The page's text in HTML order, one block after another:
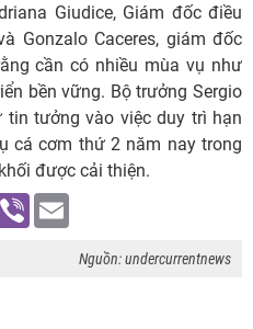
Giudice, Giám đốc điều
Gonzalo Caceres, giám đốc
cần có nhiều mùa vụ như
bền vững. Bộ trưởng Sergio
tin tưởng vào việc duy trì hạn
cá cơm thứ 2 năm nay trong
được cải thiện.
Viber
Nguồn: undercurrentnews